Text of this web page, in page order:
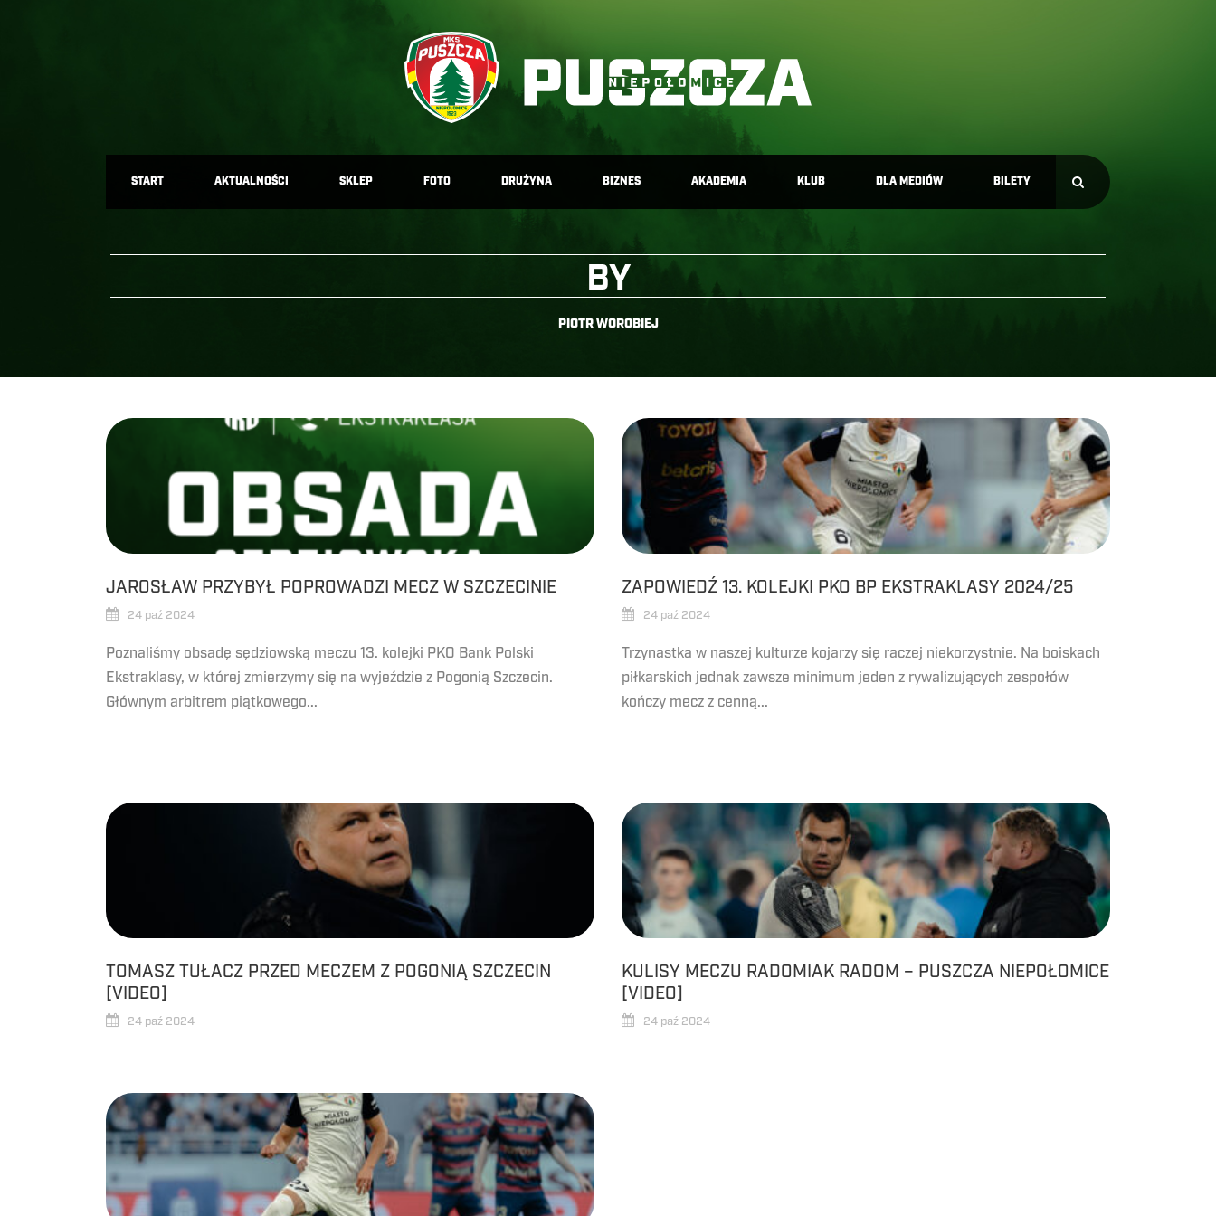
START AKTUALNOŚCI SKLEP FOTO DRUŻYNA BIZNES AKADEMIA KLUB DLA MEDIÓW BILETY
BY
PIOTR WOROBIEJ
JAROSŁAW PRZYBYŁ POPROWADZI MECZ W SZCZECINIE
24 paź 2024
Poznaliśmy obsadę sędziowską meczu 13. kolejki PKO Bank Polski
Ekstraklasy, w której zmierzymy się na wyjeździe z Pogonią Szczecin.
Głównym arbitrem piątkowego...
ZAPOWIEDŹ 13. KOLEJKI PKO BP EKSTRAKLASY 2024/25
24 paź 2024
Trzynastka w naszej kulturze kojarzy się raczej niekorzystnie. Na boiskach
piłkarskich jednak zawsze minimum jeden z rywalizujących zespołów
kończy mecz z cenną...
TOMASZ TUŁACZ PRZED MECZEM Z POGONIĄ SZCZECIN
[VIDEO]
24 paź 2024
KULISY MECZU RADOMIAK RADOM – PUSZCZA NIEPOŁOMICE
[VIDEO]
24 paź 2024